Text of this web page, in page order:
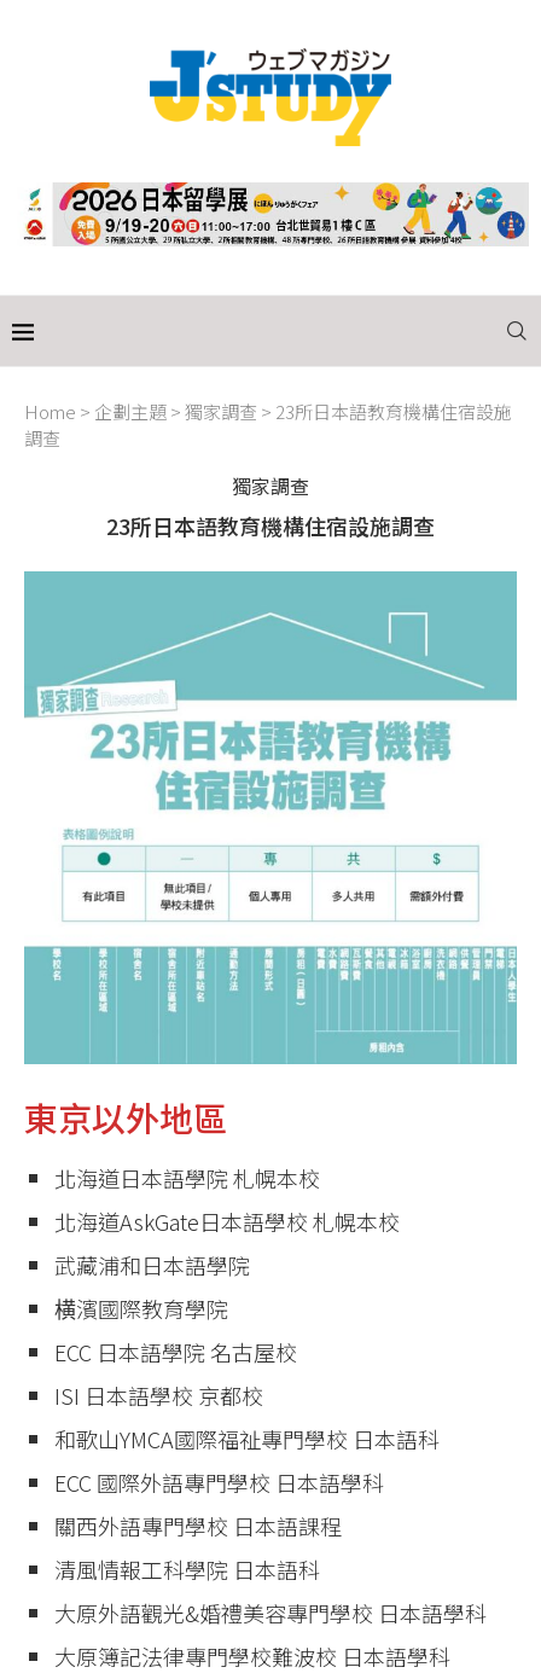
Home > 企劃主題>獨家調查 > 23所日本語教育機構住宿設施
調查
獨家調查
23所日本語教育機構住宿設施調查
東京以外地區
北海道日本語學院 札幌本校
北海道AskGate日本語學校 札幌本校
武藏浦和日本語學院
横濱國際教育學院
ECC 日本語學院 名古屋校
ISI 日本語學校 京都校
和歌山YMCA國際福祉專門學校 日本語科
ECC 國際外語專門學校 日本語學科
關西外語專門學校 日本語課程
清風情報工科學院 日本語科
大原外語觀光&婚禮美容專門學校 日本語學科
大原簿記法律專門學校難波校 日本語學科